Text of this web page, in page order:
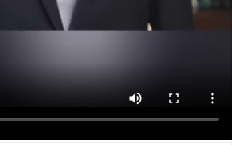
！河南就电力市场系列规则
代化产业体系